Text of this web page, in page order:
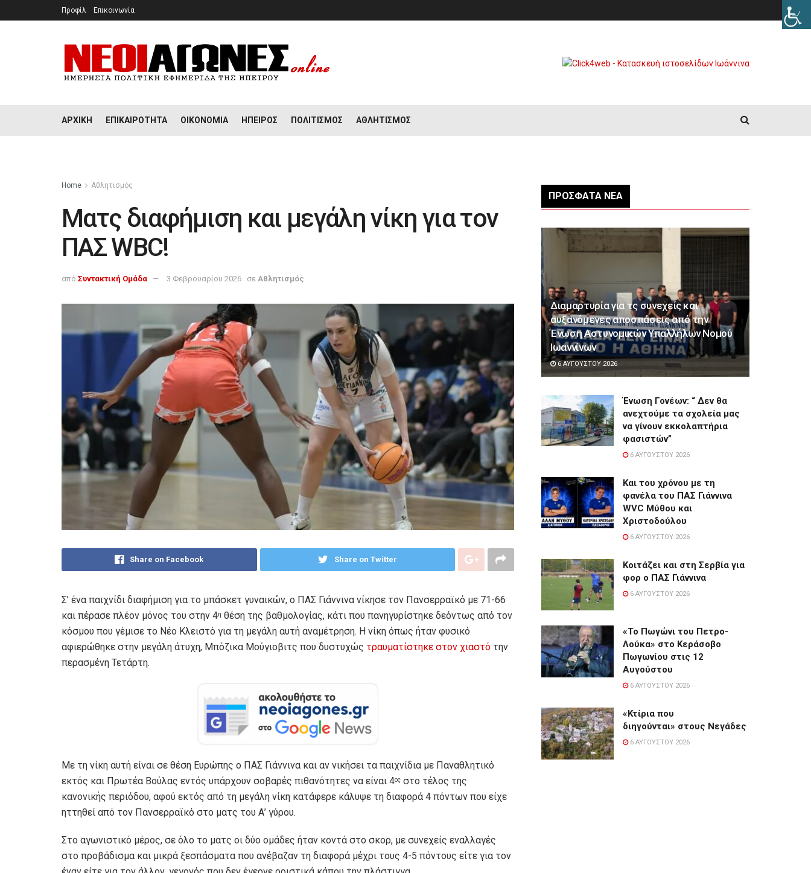
Προφίλ Επικοινωνία
ΑΡΧΙΚΉ ΕΠΙΚΑΙΡΌΤΗΤΑ ΟΙΚΟΝΟΜΊΑ ΉΠΕΙΡΟΣ ΠΟΛΙΤΙΣΜΌΣ ΑΘΛΗΤΙΣΜΌΣ
Home Αθλητισμός
Ματς διαφήμιση και μεγάλη νίκη για τον
ΠΑΣ WBC!
από Συντακτική Ομάδα 3 Φεβρουαρίου 2026 σε Αθλητισμός
Share on Facebook Share on Twitter
Σ’ ένα παιχνίδι διαφήμιση για το μπάσκετ γυναικών, ο ΠΑΣ Γιάννινα νίκησε τον Πανσερραϊκό με 71-66
και πέρασε πλέον μόνος του στην 4η θέση της βαθμολογίας, κάτι που πανηγυρίστηκε δεόντως από τον
κόσμου που γέμισε το Νέο Κλειστό για τη μεγάλη αυτή αναμέτρηση. Η νίκη όπως ήταν φυσικό
αφιερώθηκε στην μεγάλη άτυχη, Μπόζικα Μούγιοβιτς που δυστυχώς τραυματίστηκε στον χιαστό την
περασμένη Τετάρτη.
Με τη νίκη αυτή είναι σε θέση Ευρώπης ο ΠΑΣ Γιάννινα και αν νικήσει τα παιχνίδια με Παναθλητικό
εκτός και Πρωτέα Βούλας εντός υπάρχουν σοβαρές πιθανότητες να είναι 4ος στο τέλος της
κανονικής περιόδου, αφού εκτός από τη μεγάλη νίκη κατάφερε κάλυψε τη διαφορά 4 πόντων που είχε
ηττηθεί από τον Πανσερραϊκό στο ματς του Α’ γύρου.
Στο αγωνιστικό μέρος, σε όλο το ματς οι δύο ομάδες ήταν κοντά στο σκορ, με συνεχείς εναλλαγές
στο προβάδισμα και μικρά ξεσπάσματα που ανέβαζαν τη διαφορά μέχρι τους 4-5 πόντους είτε για τον
ΠΡΌΣΦΑΤΑ ΝΈΑ
Διαμαρτυρία για τς συνεχείς και
αυξανόμενες αποσπάσεις από την
Ένωση Αστυνομικών Υπαλλήλων Νομού
Ιωαννίνων
6 ΑΥΓΟΎΣΤΟΥ 2026
Ένωση Γονέων: “ Δεν θα
ανεχτούμε τα σχολεία μας
να γίνουν εκκολαπτήρια
φασιστών”
6 ΑΥΓΟΎΣΤΟΥ 2026
Και του χρόνου με τη
φανέλα του ΠΑΣ Γιάννινα
WVC Μύθου και
Χριστοδούλου
6 ΑΥΓΟΎΣΤΟΥ 2026
Κοιτάζει και στη Σερβία για
φορ ο ΠΑΣ Γιάννινα
6 ΑΥΓΟΎΣΤΟΥ 2026
«Το Πωγώνι του Πετρο-
Λούκα» στο Κεράσοβο
Πωγωνίου στις 12
Αυγούστου
6 ΑΥΓΟΎΣΤΟΥ 2026
«Κτίρια που
διηγούνται» στους Νεγάδες
6 ΑΥΓΟΎΣΤΟΥ 2026